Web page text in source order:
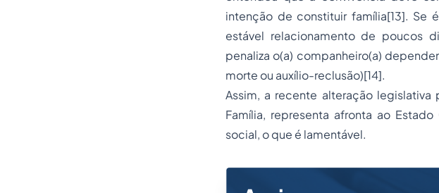
intenção de constituir família[13].
estável relacionamento de poucos
penaliza o(a) companheiro(a)
morte ou auxílio-reclusão)[14].
Assim, a recente alteração
Família, representa afronta ao
social, o que é lamentável.